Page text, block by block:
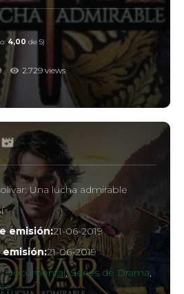
4,00 de 5)
2.729 views
Una lucha admirable
emisión:21-06-2019
21-06-2019
Documental,Series de Drama,